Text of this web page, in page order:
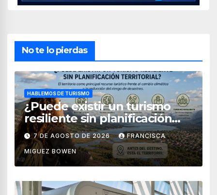
No te lo pierdas
HABLEMOS DE TURISMO
¿Puede existir un turismo
resiliente sin planificación
territorial?
7 DE AGOSTO DE 2026 FRANCISCA
MIGUEZ BOWEN